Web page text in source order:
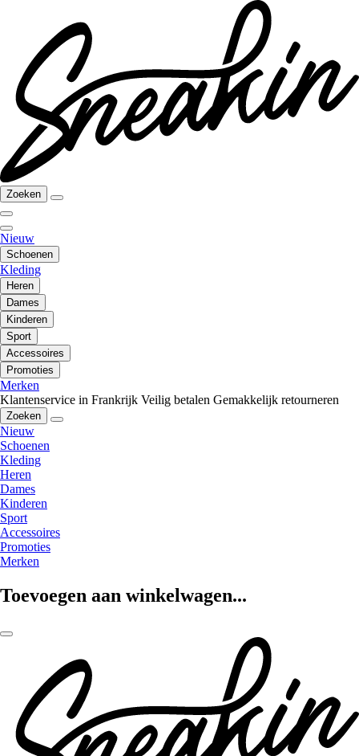
Zoeken
Nieuw
Schoenen
Kleding
Heren
Dames
Kinderen
Sport
Accessoires
Promoties
Merken
Klantenservice in Frankrijk Veilig betalen Gemakkelijk retourneren
Zoeken
Nieuw
Schoenen
Kleding
Heren
Dames
Kinderen
Sport
Accessoires
Promoties
Merken
Toevoegen aan winkelwagen...